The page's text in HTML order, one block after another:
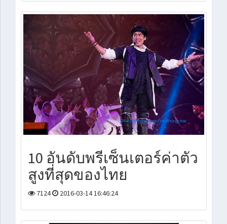
10 อันดับพรีเซ็นเตอร์ค่าตัว
สูงที่สุดของไทย
7124 2016-03-14 16:46:24